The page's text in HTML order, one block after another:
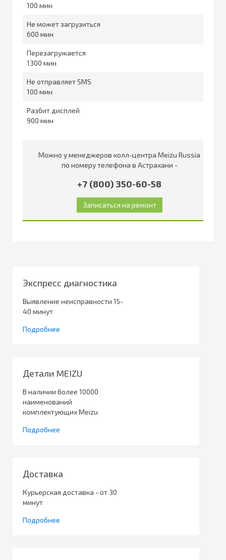
100
Не может загрузиться
600
Перезагружается
1300
Не отправляет SMS
100
Разбит дисплей
900
Можно у менеджеров колл-центра Meizu Russia
по номеру телефона в Астрахани -
+7 (800) 350-60-58
Экспресс диагностика
Выявление неисправности 15-
40 минут
Подробнее
Детали MEIZU
В наличии более 10000
наименований
комплектующих Meizu
Подробнее
Доставка
Курьерская доставка - от 30
минут
Подробнее